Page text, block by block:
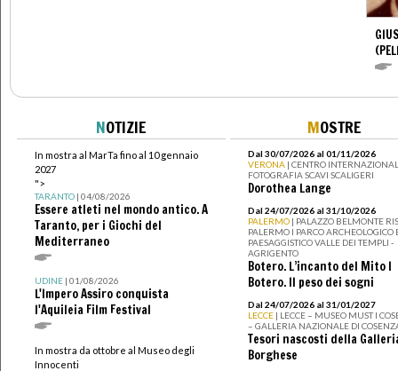
NOTIZIE
In mostra al MarTa fino al 10 gennaio
2027
">
TARANTO| 04/08/2026
Essere atleti nel mondo antico. A
Taranto, per i Giochi del
Mediterraneo
UDINE| 01/08/2026
L'Impero Assiro conquista
l'Aquileia Film Festival
In mostra da ottobre al Museo degli
Innocenti
MOSTRE
Dal 30/07/2026 al 01/11/2026
VERONA | CENTRO
FOTOGRAFIA SCAVI SCALIGERI
Dorothea Lange
Dal 24/07/2026 al 31/10/2026
PALERMO | PALAZZO BELMONTE
PALERMO I PARCO ARCHEOLOGICO
PAESAGGISTICO VALLE DEI TEMPLI -
AGRIGENTO
Botero. L’incanto del Mito I
Botero. Il peso dei sogni
Dal 24/07/2026 al 31/01/2027
LECCE | LECCE – MUSEO MUST I
– GALLERIA NAZIONALE DI
Tesori nascosti della
Borghese